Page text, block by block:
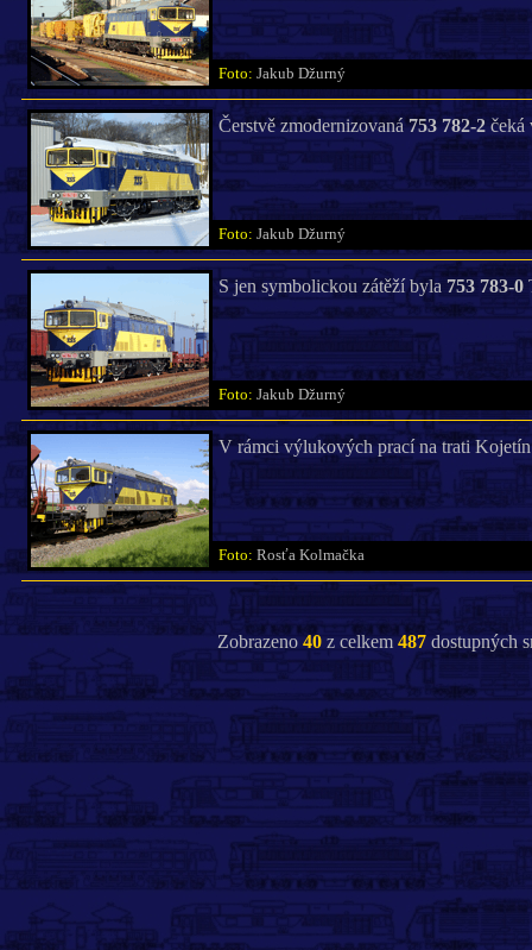
Foto: Jakub Džurný
Čerstvě zmodernizovaná753 782-2čeká
Foto: Jakub Džurný
S jen symbolickou zátěží byla 753 783-0
Foto: Jakub Džurný
V rámci výlukových prací na trati
Foto: Rosťa Kolmačka
Zobrazeno 40z celkem487dostupných